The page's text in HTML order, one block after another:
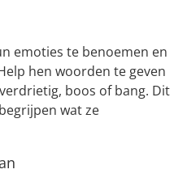
emoties te benoemen en
hen woorden te geven
boos of bang. Dit
wat ze